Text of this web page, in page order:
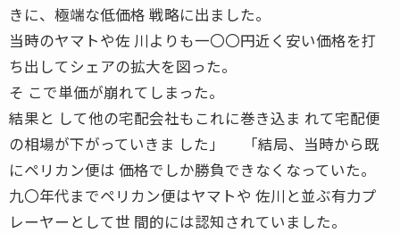
きに、極端な低価格 戦略に出ました。
当時のヤマトや佐 川よりも一〇〇円近く安い価格を打
ち出してシェアの拡大を図った。
そ こで単価が崩れてしまった。
結果と して他の宅配会社もこれに巻き込ま れて宅配便
の相場が下がっていきま した」 「結局、当時から既
にペリカン便は 価格でしか勝負できなくなっていた。
九〇年代までペリカン便はヤマトや 佐川と並ぶ有力プ
レーヤーとして世 間的には認知されていました。